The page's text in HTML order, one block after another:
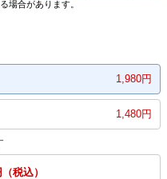
あふれる一作です。
場合があります。
1,980円
1,480円